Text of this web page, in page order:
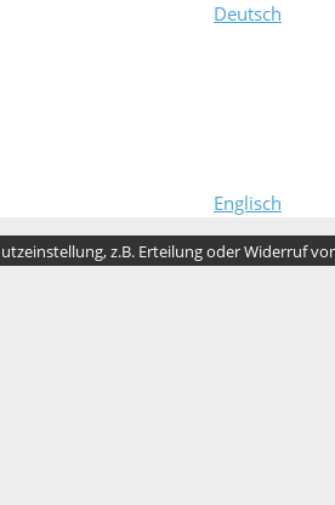
Deutsch
Englisch
z.B. Erteilung oder Widerruf